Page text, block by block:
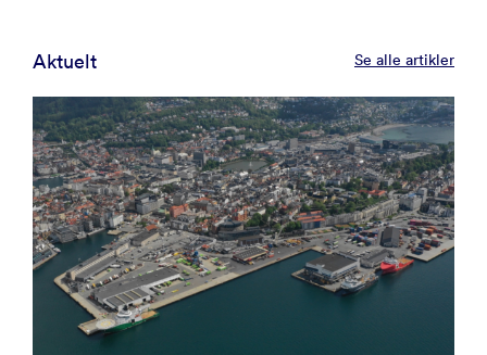
Aktuelt Se alle artikler